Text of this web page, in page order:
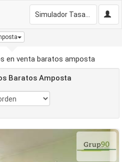
en venta baratos amposta
Baratos Amposta